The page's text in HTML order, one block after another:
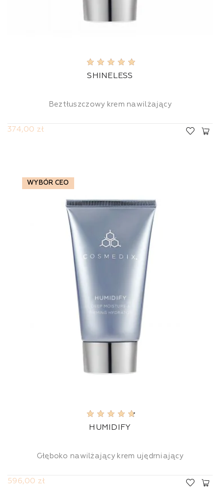
SHINELESS
Beztłuszczowy krem nawilżający
374,00 zł
WYBÓR CEO
HUMIDIFY
Głęboko nawilżający krem ujędrniający
596,00 zł